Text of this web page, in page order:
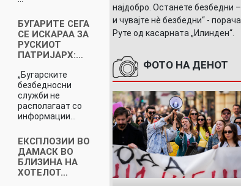
БУГАРИТЕ СЕГА
СЕ ИСКАРАА ЗА
РУСКИОТ
ПАТРИЈАРХ:…
„Бугарските
безбедносни
служби не
располагаат со
информации…
ЕКСПЛОЗИИ ВО
ДАМАСК ВО
БЛИЗИНА НА
ХОТЕЛОТ…
најдобро. Останете безбедни –
и чувајте нè безбедни“ - порача
Руте од касарната „Илинден“.
ФОТО НА ДЕНОТ